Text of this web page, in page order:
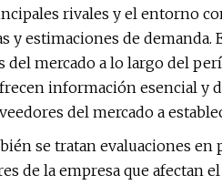
rivales y el entorno
y estimaciones de demanda.
del mercado a lo largo del
información esencial y
del mercado a
se tratan evaluaciones
de la empresa que afectan